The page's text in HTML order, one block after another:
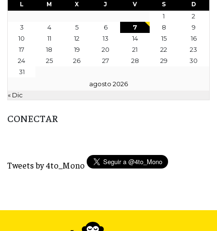
agosto 2026
L M X J V S D
1
2
3
4 5 6 7 8
9
10
11 12 13 14 15
16
17
18 19 20 21 22
23
24
25 26 27 28 29
30
31
« Dic
CONECTAR
Tweets by 4to_Mono